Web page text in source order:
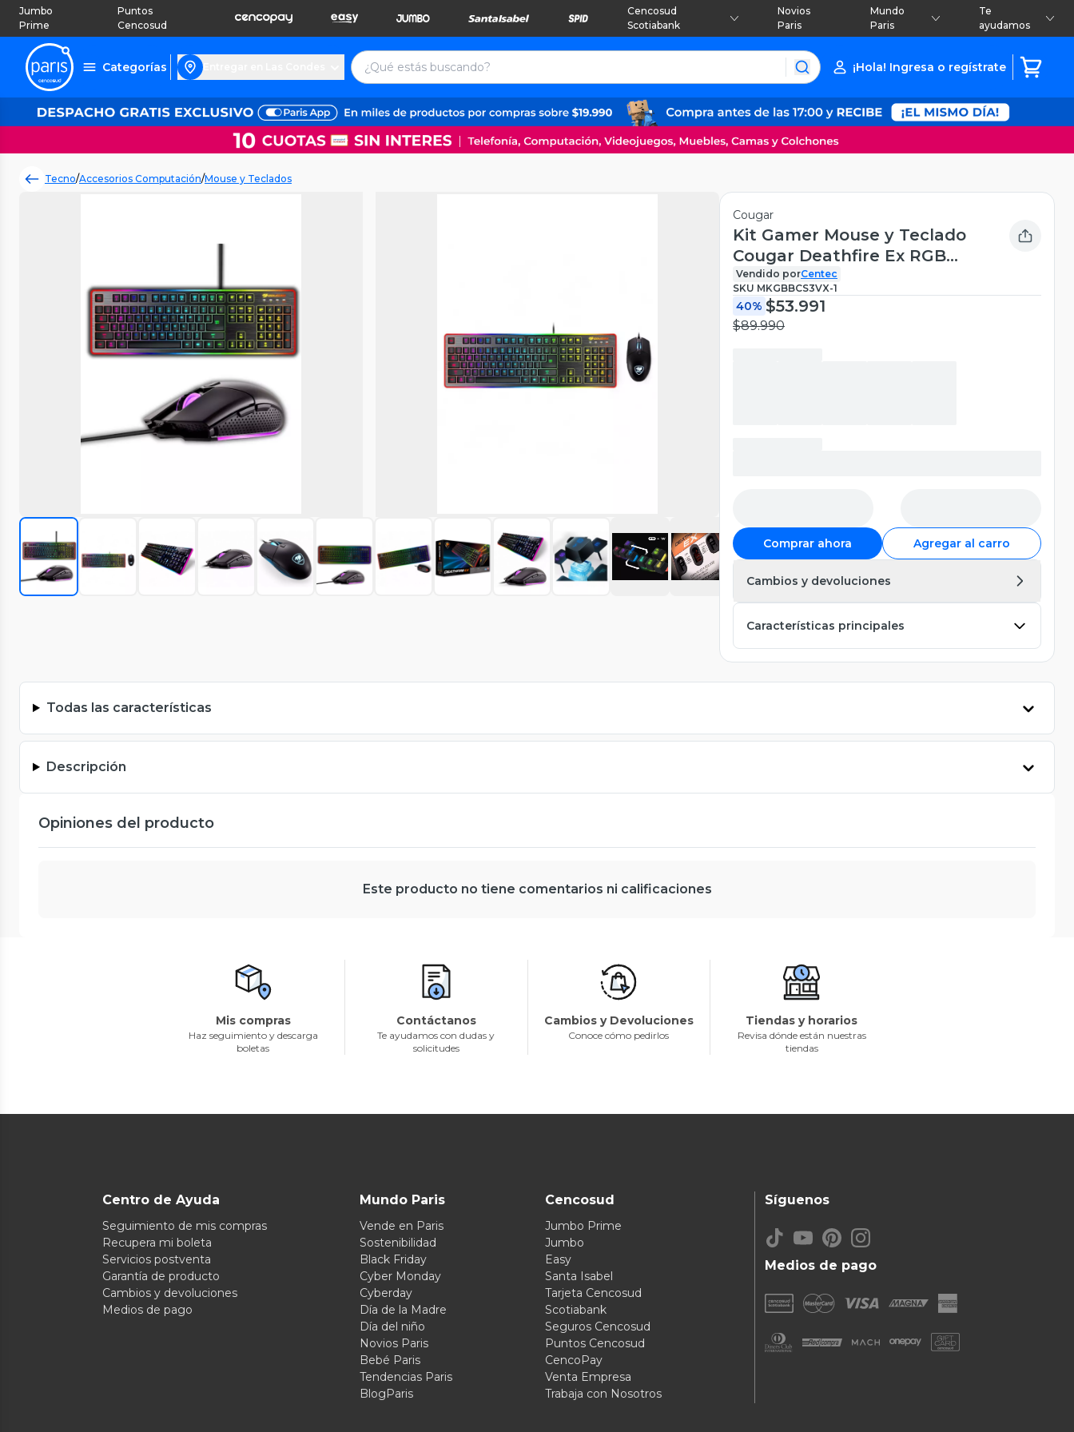
Jumbo
Prime
Puntos
Cencosud
Cencosud
Scotiabank
Novios
Paris
Mundo
Paris
Te
ayudamos
Categorías ¡Hola! Ingresa o regístrate
Tecno/Accesorios Computación/Mouse y Teclados
Cougar
Kit Gamer Mouse y Teclado
Cougar Deathfire Ex RGB
Anti-Ghosting
Vendido porCentec
SKU MKGBBCS3VX-1
40% $53.991
$89.990
Comprar ahora Agregar al carro
Cambios y devoluciones
Características principales
Todas las características
Descripción
Opiniones del producto
Este producto no tiene comentarios ni calificaciones
Mis compras
Haz seguimiento y descarga
boletas
Contáctanos
Te ayudamos con dudas y
solicitudes
Cambios y Devoluciones
Conoce cómo pedirlos
Tiendas y horarios
Revisa dónde están nuestras
tiendas
Centro de Ayuda
Seguimiento de mis compras
Recupera mi boleta
Servicios postventa
Garantía de producto
Cambios y devoluciones
Medios de pago
Mundo Paris
Vende en Paris
Sostenibilidad
Black Friday
Cyber Monday
Cyberday
Día de la Madre
Día del niño
Novios Paris
Bebé Paris
Tendencias Paris
BlogParis
Cencosud
Jumbo Prime
Jumbo
Easy
Santa Isabel
Tarjeta Cencosud
Scotiabank
Seguros Cencosud
Puntos Cencosud
CencoPay
Venta Empresa
Trabaja con Nosotros
Medios de pago
Síguenos